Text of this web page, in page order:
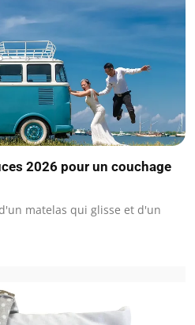
2026 pour un couchage
matelas qui glisse et d'un